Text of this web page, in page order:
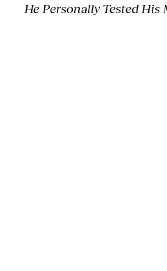
He Personally Tested His